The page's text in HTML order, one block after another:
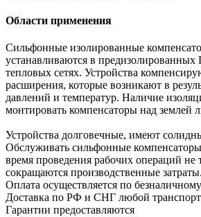
Области применения
Сильфонные изолированные
устанавливаются в
тепловых сетях. Устройства
расширения, которые возникают в
давлений и температур. Наличие
монтировать компенсаторы над землей
Устройства долговечные, имеют
Обслуживать сильфонные
время проведения рабочих операций не
сокращаются производственные затраты.
Оплата осуществляется по
Доставка по РФ и СНГ любой
Гарантии предоставляются